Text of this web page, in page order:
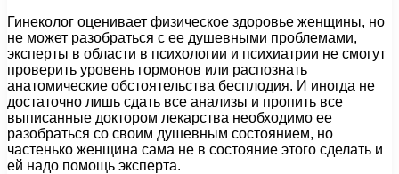
Гинеколог оценивает физическое здоровье женщины, но
не может разобраться с ее душевными проблемами,
эксперты в области в психологии и психиатрии не смогут
проверить уровень гормонов или распознать
анатомические обстоятельства бесплодия. И иногда не
достаточно лишь сдать все анализы и пропить все
выписанные доктором лекарства необходимо ее
разобраться со своим душевным состоянием, но
частенько женщина сама не в состояние этого сделать и
ей надо помощь эксперта.